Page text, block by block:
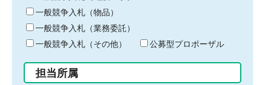
ー
ワ
ー
ド
入
力
一般競争入札（物品）
一般競争入札（業務委託）
一般競争入札（その他）
公募型プロポーザル
担当所属